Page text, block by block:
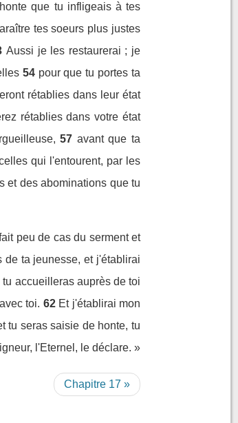
que tu infligeais à tes
tes soeurs plus justes
Aussi je les restaurerai ; je
54 pour que tu portes ta
rétablies dans leur état
rétablies dans votre état
57 avant que ta
qui l'entourent, par les
et des abominations que tu
peu de cas du serment et
ta jeunesse, et j'établirai
accueilleras auprès de toi
toi. 62 Et j'établirai mon
tu seras saisie de honte, tu
l'Eternel, le déclare. »
Chapitre 17 »